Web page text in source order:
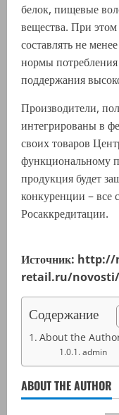
белок, пищевые
вещества. При
составлять не
нормы потребления
поддержания
Производители,
интегрированы в
своих товаров
функциональному
продукция будет
конкуренции – все
Росаккредитации.
Источник: http://
retail.ru/novosti/
Содержание
About the
admin
ABOUT THE AUTHOR